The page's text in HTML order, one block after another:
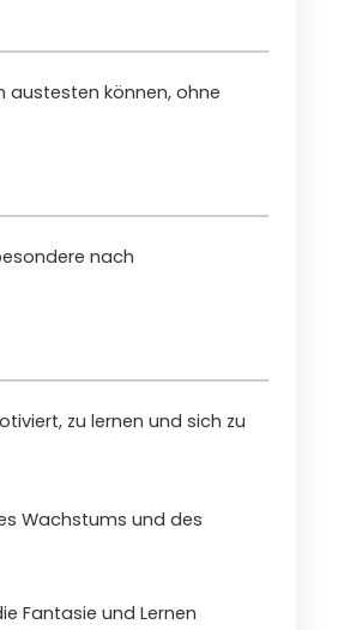
austesten können, ohne
nach
zu lernen und sich zu
Wachstums und des
Fantasie und Lernen